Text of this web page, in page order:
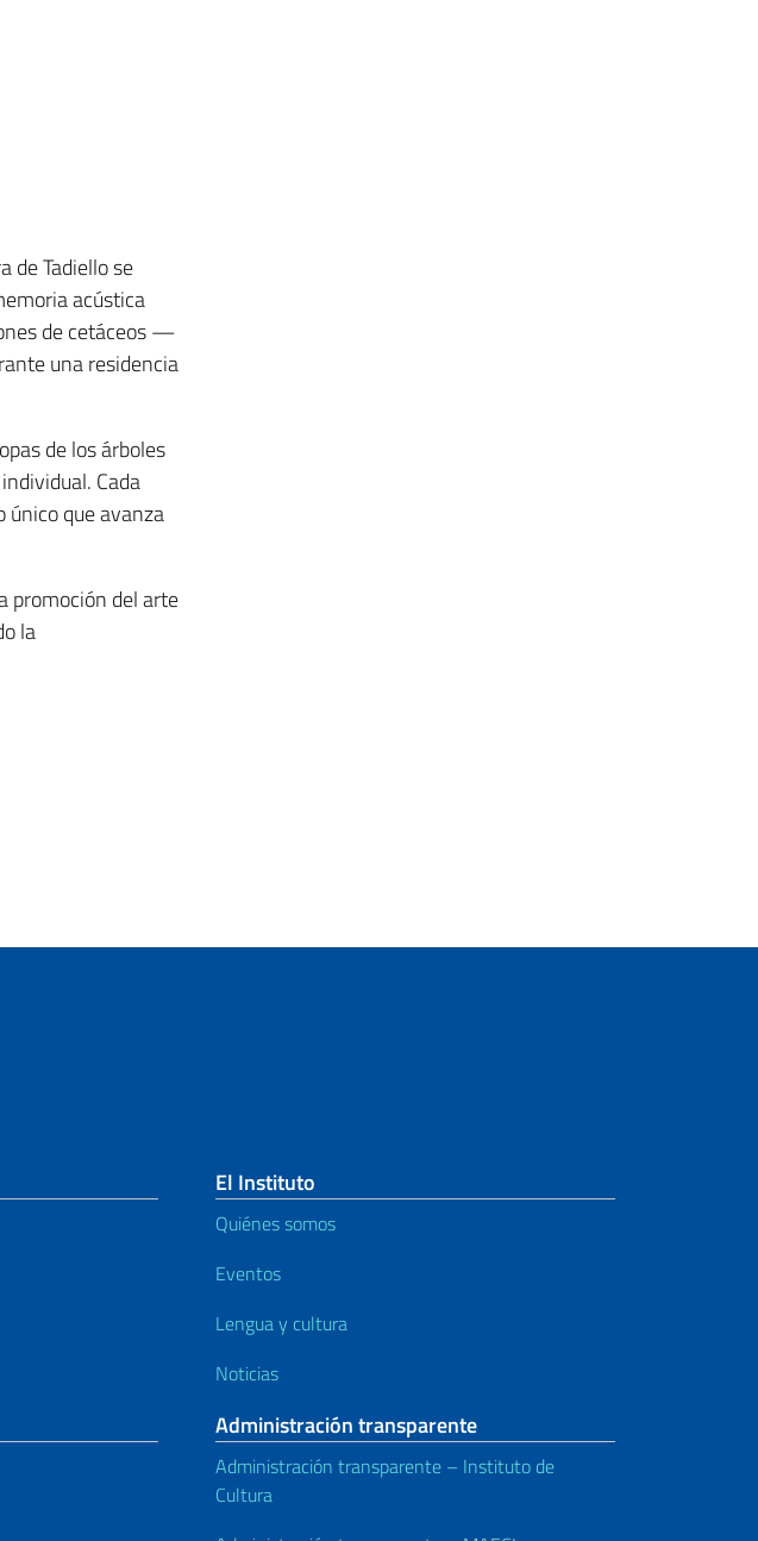
de Tadiello se
acústica
de cetáceos —
una residencia
de los árboles
Cada
único que avanza
promoción del arte
la
El Instituto
Quiénes somos
Eventos
Lengua y cultura
Noticias
Administración transparente
Administración transparente – Instituto de
Cultura